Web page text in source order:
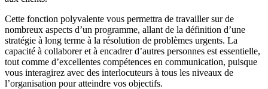
Cette fonction polyvalente vous permettra de travailler sur de
nombreux aspects d’un programme, allant de la définition d’une
stratégie à long terme à la résolution de problèmes urgents. La
capacité à collaborer et à encadrer d’autres personnes est essentielle,
tout comme d’excellentes compétences en communication, puisque
vous interagirez avec des interlocuteurs à tous les niveaux de
l’organisation pour atteindre vos objectifs.